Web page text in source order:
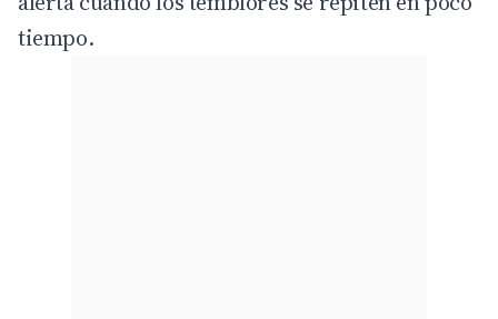
tiempo.